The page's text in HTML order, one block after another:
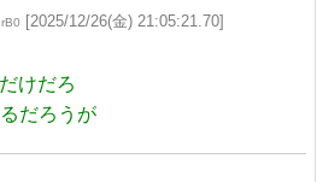
[2025/12/26(金) 21:05:21.70]
けだろ
だろうが